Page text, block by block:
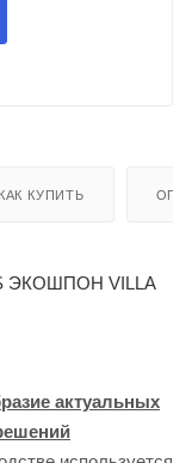
КАК КУПИТЬ
ЭКОШПОН VILLA
актуальных